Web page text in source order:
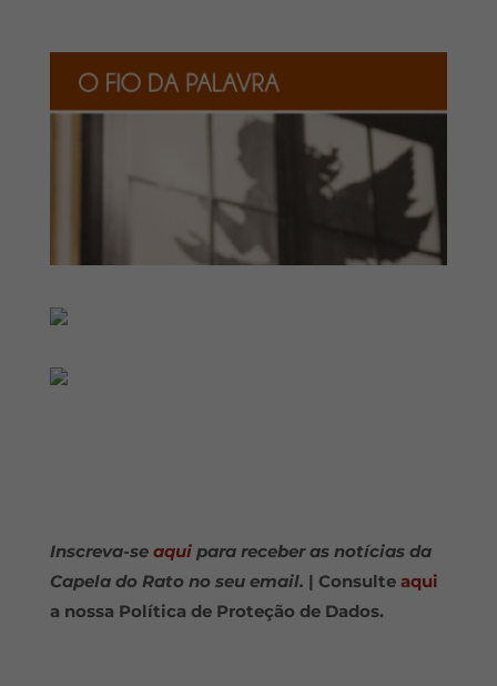
Inscreva-se aquipara receber as notícias da
Capela do Rato no seu email. | Consulte aqui
a nossa Política de Proteção de Dados.